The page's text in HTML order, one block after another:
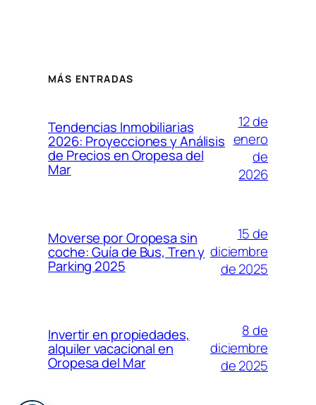
MÁS ENTRADAS
Tendencias Inmobiliarias
2026: Proyecciones y Análisis
de Precios en Oropesa del
Mar
12 de
enero
de
2026
Moverse por Oropesa sin
coche: Guía de Bus, Tren y
Parking 2025
15 de
diciembre
de 2025
Invertir en propiedades,
alquiler vacacional en
Oropesa del Mar
8 de
diciembre
de 2025